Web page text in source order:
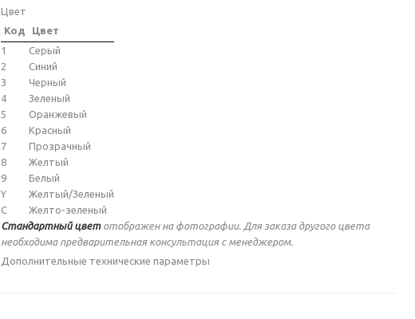
Цвет
Код
Цвет
1
Серый
2
Синий
3
Черный
4
Зеленый
5
Оранжевый
6
Красный
7
Прозрачный
8
Желтый
9
Белый
Y
Желтый/Зеленый
C
Желто-зеленый
Стандартный цветотображен на фотографии. Для заказа другого цвета
необходима предварительная консультация с менеджером.
Дополнительные технические параметры